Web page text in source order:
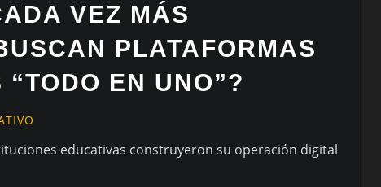
VEZ MÁS
PLATAFORMAS
EN UNO”?
educativas construyeron su operación digital